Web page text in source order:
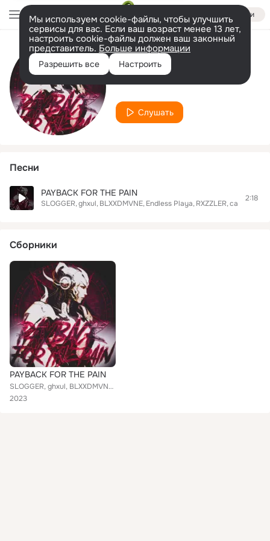
Войти
Мы используем cookie-файлы, чтобы улучшить
сервисы для вас. Если ваш возраст менее 13 лет,
настроить cookie-файлы должен ваш законный
представитель. Больше информации
Разрешить все Настроить
Исполнитель
SLXXPYMANE
Слушать
Песни
PAYBACK FOR THE PAIN
SLOGGER ghxul BLXXDMVNE Endless Playa RXZZLER cakemanny
2:18
Сборники
PAYBACK FOR THE PAIN
SLOGGER, ghxul, BLXXDMVNE, Endless Playa, RXZZLER, cakemanny, EUST4CE, kirxmad, DRXLXF, Sleepsneait, PHONKMANA, Sarkon, blxxdblv...
2023